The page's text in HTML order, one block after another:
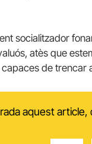
socialitzador
atès que
de
aquest